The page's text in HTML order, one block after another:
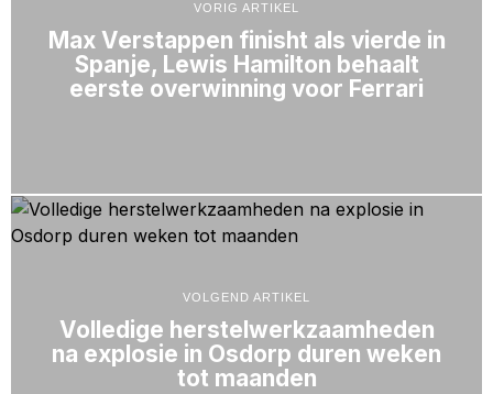
VORIG ARTIKEL
Max Verstappen finisht als vierde in
Spanje, Lewis Hamilton behaalt
eerste overwinning voor Ferrari
VOLGEND ARTIKEL
Volledige herstelwerkzaamheden
na explosie in Osdorp duren weken
tot maanden